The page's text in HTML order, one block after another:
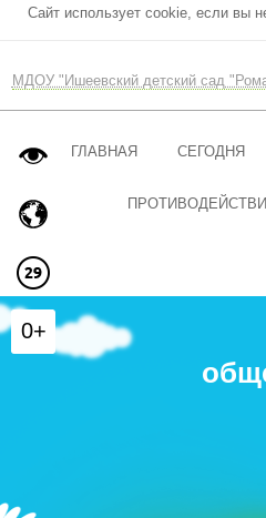
Сайт использует cookie, если вы
МДОУ "Ишеевский детский сад
ГЛАВНАЯ СЕГОДНЯ
0+